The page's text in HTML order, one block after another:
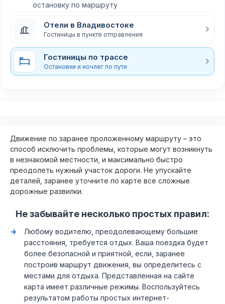
остановку по маршруту
Отели в Владивостоке
Гостиницы в пункте отправления
Гостиницы по трассе
Остановки и ночлег по пути
Движение по заранее проложенному маршруту – это
способ исключить проблемы, которые могут возникнуть
в незнакомой местности, и максимально быстро
преодолеть нужный участок дороги. Не упускайте
деталей, заранее уточните по карте все сложные
дорожные развилки.
Не забывайте несколько простых правил:
Любому водителю, преодолевающему большие
расстояния, требуется отдых. Ваша поездка будет
более безопасной и приятной, если, заранее
построив маршрут движения, вы определитесь с
местами для отдыха. Представленная на сайте
карта имеет различные режимы. Воспользуйтесь
результатом работы простых интернет-